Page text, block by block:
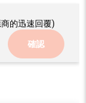
的迅速回覆)
確認